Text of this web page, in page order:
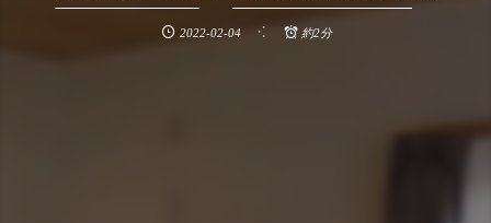
2022-02-04 約2分